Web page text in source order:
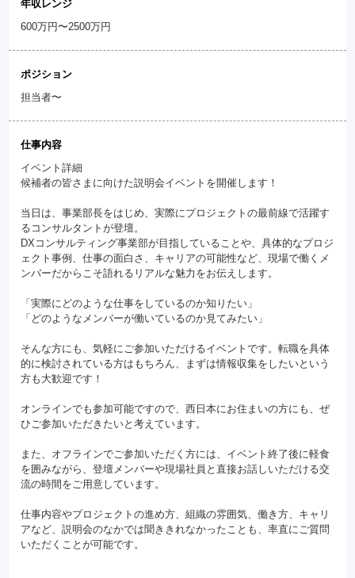
年収レンジ
600万円〜2500万円
ポジション
担当者〜
仕事内容
イベント詳細
候補者の皆さまに向けた説明会イベントを開催します！
当日は、事業部長をはじめ、実際にプロジェクトの最前線で活躍す
るコンサルタントが登壇。
DXコンサルティング事業部が目指していることや、具体的なプロジ
ェクト事例、仕事の面白さ、キャリアの可能性など、現場で働くメ
ンバーだからこそ語れるリアルな魅力をお伝えします。
「実際にどのような仕事をしているのか知りたい」
「どのようなメンバーが働いているのか見てみたい」
そんな方にも、気軽にご参加いただけるイベントです。転職を具体
的に検討されている方はもちろん、まずは情報収集をしたいという
方も大歓迎です！
オンラインでも参加可能ですので、西日本にお住まいの方にも、ぜ
ひご参加いただきたいと考えています。
また、オフラインでご参加いただく方には、イベント終了後に軽食
を囲みながら、登壇メンバーや現場社員と直接お話しいただける交
流の時間をご用意しています。
仕事内容やプロジェクトの進め方、組織の雰囲気、働き方、キャリ
アなど、説明会のなかでは聞ききれなかったことも、率直にご質問
いただくことが可能です。